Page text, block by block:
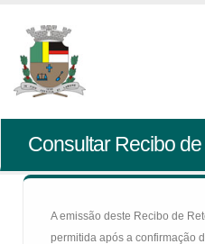
Consultar Recibo
A emissão deste Recibo de
permitida após a confirmação